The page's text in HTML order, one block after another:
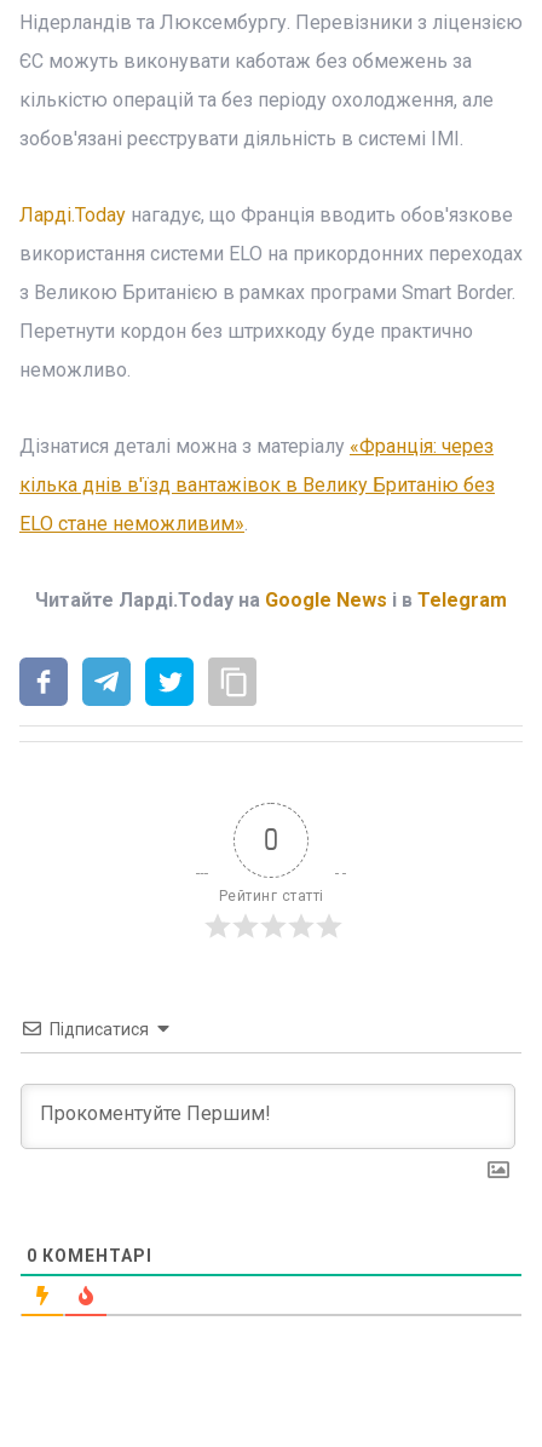
Нідерландів та Люксембургу. Перевізники з ліцензією
ЄС можуть виконувати каботаж без обмежень за
кількістю операцій та без періоду охолодження, але
зобов'язані реєструвати діяльність в системі IMI.
Ларді.Today нагадує, що Франція вводить обов'язкове
використання системи ELO на прикордонних переходах
з Великою Британією в рамках програми Smart Border.
Перетнути кордон без штрихкоду буде практично
неможливо.
Дізнатися деталі можна з матеріалу «Франція: через
кілька днів в'їзд вантажівок в Велику Британію без
ELO стане неможливим».
Читайте Ларді.Today на Google News і в Telegram
0
Рейтинг статті
Підписатися
0 КОМЕНТАРІ